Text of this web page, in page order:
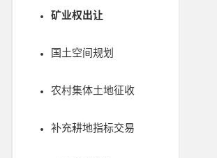
矿业权出让
国土空间规划
农村集体土地征收
补充耕地指标交易